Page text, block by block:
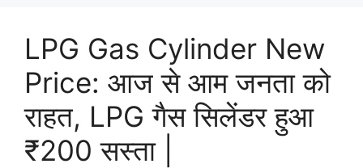
LPG Gas Cylinder New
Price: आज से आम जनता को
राहत, LPG गैस सिलेंडर हुआ
₹200 सस्ता |